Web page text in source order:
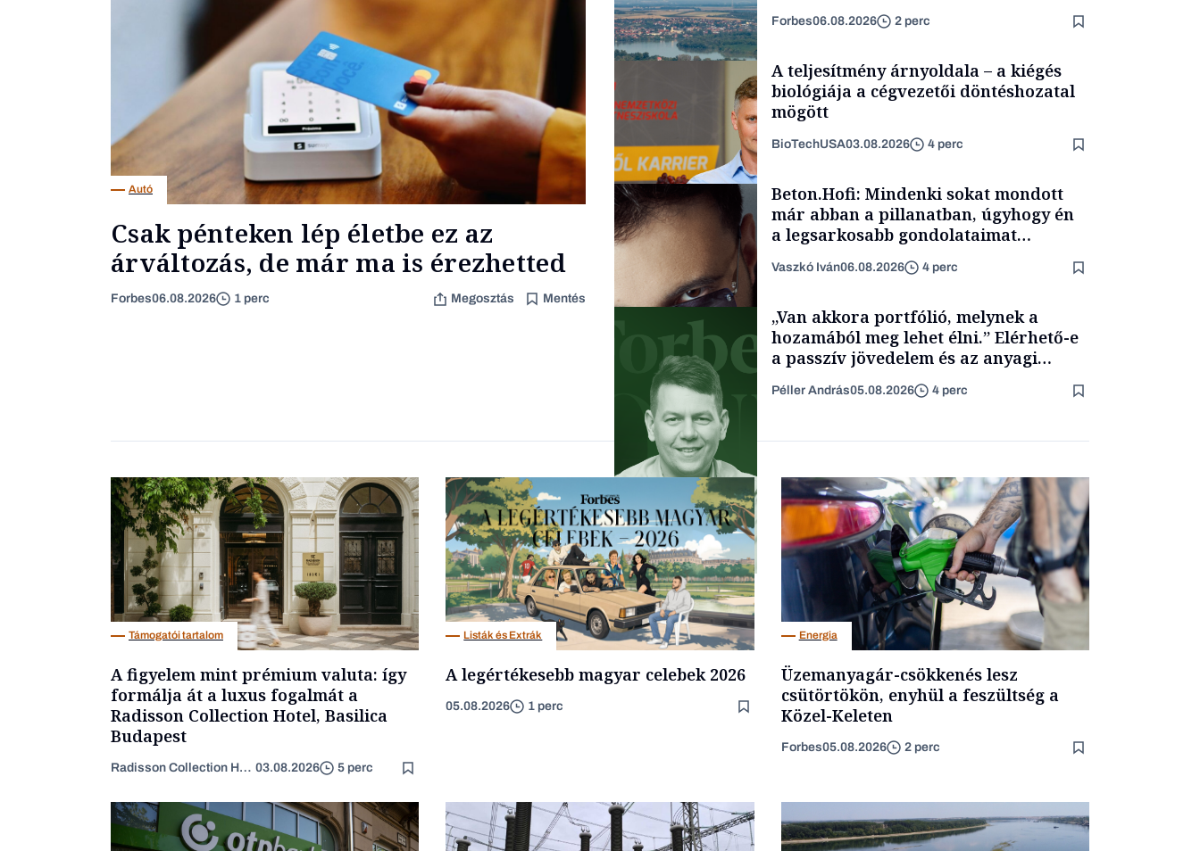
Autó
Csak pénteken lép életbe ez az
árváltozás, de már ma is érezhetted
Forbes06.08.2026 1 perc Megosztás Mentés
Forbes06.08.2026 2 perc
A teljesítmény árnyoldala – a kiégés
biológiája a cégvezetői döntéshozatal
mögött
BioTechUSA03.08.2026 4 perc
Forbes-sztori
Beton.Hofi: Mindenki sokat mondott
már abban a pillanatban, úgyhogy én
a legsarkosabb gondolataimat
Vaszkó Iván06.08.2026 4 perc
Podcast
„Van akkora portfólió, melynek a
hozamából meg lehet élni.” Elérhető-e
a passzív jövedelem és az anyagi
Péller András05.08.2026 4 perc
Támogatói tartalom
A figyelem mint prémium valuta: így
formálja át a luxus fogalmát a
Radisson Collection Hotel, Basilica
Budapest
Radisson Collection Hotel 03.08.2026 5 perc
Listák és Extrák
A legértékesebb magyar celebek 2026
05.08.2026 1 perc
Energia
Üzemanyagár-csökkenés lesz
csütörtökön, enyhül a feszültség a
Közel-Keleten
Forbes05.08.2026 2 perc